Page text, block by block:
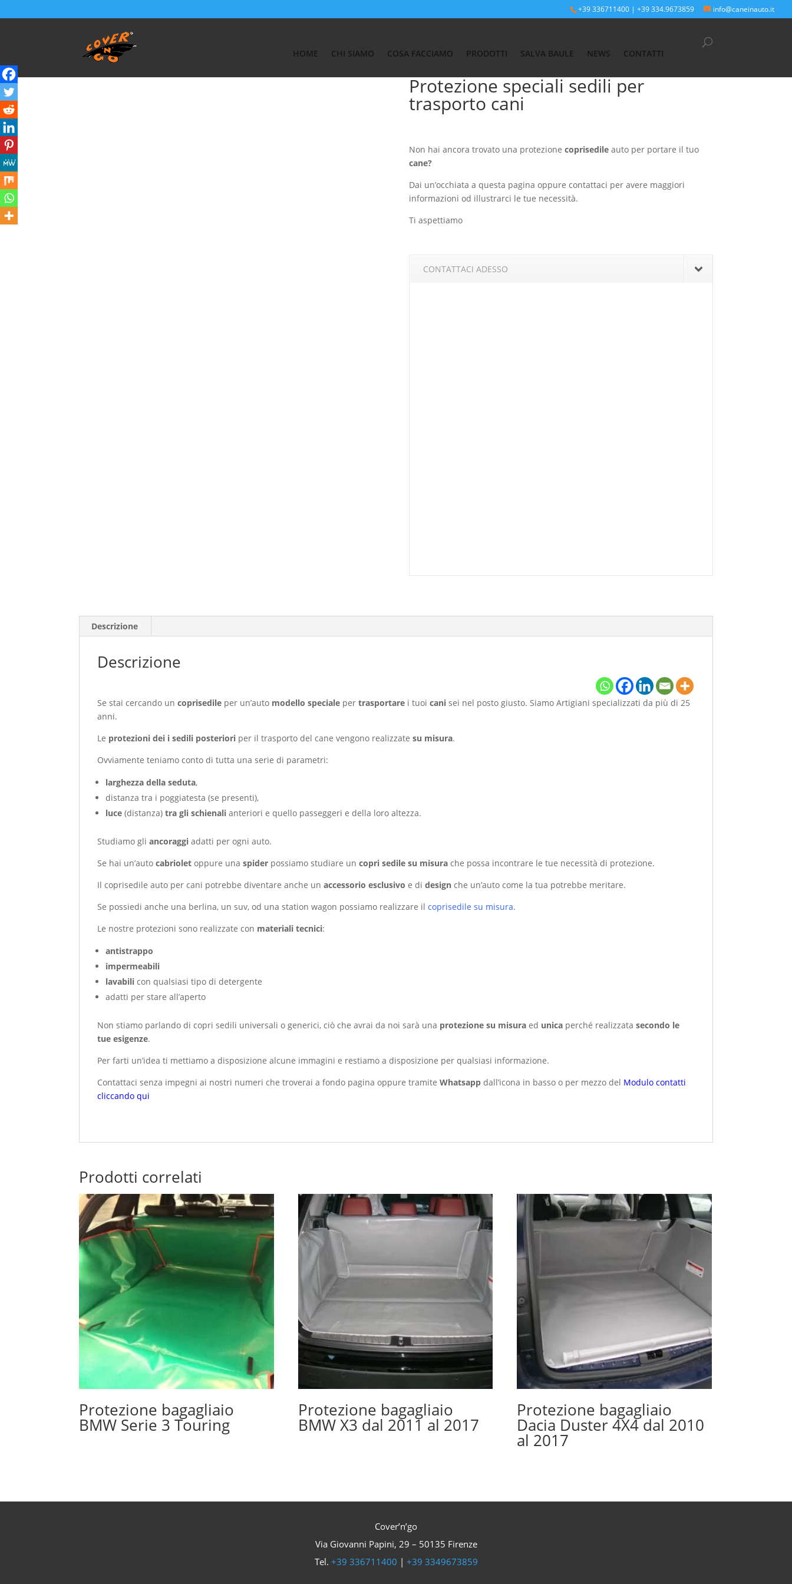
+39 336711400 | +39 334.9673859 info@caneinauto.it
HOME CHI SIAMO COSA FACCIAMO PRODOTTI SALVA BAULE NEWS CONTATTI
Home/PROTEZIONE SEDILI POSTERIORI PASSEGGERI
Protezione speciali sedili per
trasporto cani
Non hai ancora trovato una protezione coprisedileauto per portare il tuo
cane?
Dai un’occhiata a questa pagina oppure contattaci per avere maggiori
informazioni od illustrarci le tue necessità.
Ti aspettiamo
CONTATTACI ADESSO
Descrizione
Descrizione
Se stai cercando uncoprisedile per un’auto modello speciale pertrasportare i tuoicani sei nel posto giusto. Siamo Artigiani specializzati da più di 25
anni.
Le protezioni dei i sedili posteriori per il trasporto del cane vengono realizzate su misura.
Ovviamente teniamo conto di tutta una serie di parametri:
larghezza della seduta,
distanza tra i poggiatesta (se presenti),
luce(distanza) tra gli schienali anteriori e quello passeggeri e della loro altezza.
Studiamo gli ancoraggi adatti per ogni auto.
Se hai un’autocabriolet oppure unaspider possiamo studiare uncopri sedile su misura che possa incontrare le tue necessità di protezione.
Il coprisedile auto per cani potrebbe diventare anche unaccessorio esclusivo e didesign che un’auto come la tua potrebbe meritare.
Se possiedi anche una berlina, un suv, od una station wagon possiamo realizzare ilcoprisedile su misura.
Le nostre protezioni sono realizzate con materiali tecnici:
antistrappo
impermeabili
lavabili con qualsiasi tipo di detergente
adatti per stare all’aperto
Non stiamo parlando di copri sedili universali o generici, ciò che avrai da noi sarà una protezione su misura ed unica perché realizzatasecondo le
tue esigenze.
Per farti un’idea ti mettiamo a disposizione alcune immagini e restiamo a disposizione per qualsiasi informazione.
Contattaci senza impegni ai nostri numeri che troverai a fondo pagina oppure tramiteWhatsapp dall’icona in basso o per mezzo del Modulo contatti
cliccando qui
Prodotti correlati
Protezione bagagliaio
BMW Serie 3 Touring
Protezione bagagliaio
BMW X3 dal 2011 al 2017
Protezione bagagliaio
Dacia Duster 4X4 dal 2010
al 2017
Cover’n’go
Via Giovanni Papini, 29 – 50135 Firenze
Tel. +39 336711400 | +39 3349673859